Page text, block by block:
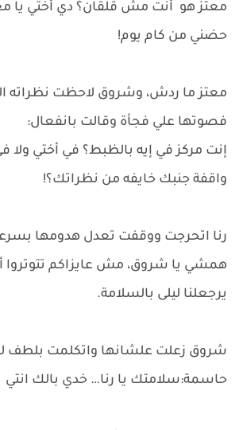
معتز هو أنت مش قلقان؟ دي أختي يا
حضني من كام يوم!
معتز ما ردش، وشروق لاحظت نظراته
فصوتها علي فجأة وقالت بانفعال:
إنت مركز في إيه بالظبط؟ في أختي ولا
واقفة جنبك خايفه من نظراتك؟!
رنا اتحرجت ووقفت تعدل هدومها بسرعه
همشي يا شروق، مش عايزاكم تتوتروا
يرجعلنا ليلى بالسلامة.
شروق زعلت علشانها واتكلمت بلطف
حاسمة:سلامتك يا رنا… خدي بالك